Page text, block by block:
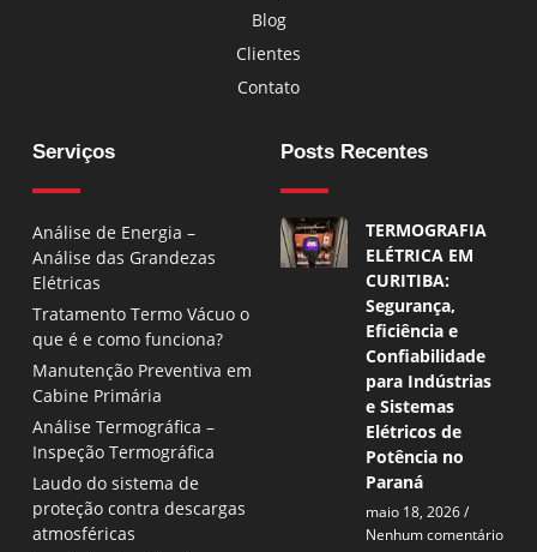
Blog
Clientes
Contato
Serviços
Análise de Energia –
Análise das Grandezas
Elétricas
Tratamento Termo Vácuo o
que é e como funciona?
Manutenção Preventiva em
Cabine Primária
Análise Termográfica –
Inspeção Termográfica
Laudo do sistema de
proteção contra descargas
atmosféricas
Posts Recentes
TERMOGRAFIA
ELÉTRICA EM
CURITIBA:
Segurança,
Eficiência e
Confiabilidade
para Indústrias
e Sistemas
Elétricos de
Potência no
Paraná
maio 18, 2026
Nenhum comentário